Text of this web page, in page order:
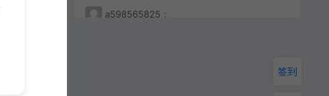
a598565825：
签到